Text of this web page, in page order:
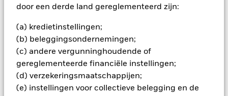
door een derde land gereglementeerd zijn:
(a) kredietinstellingen;
(b) beleggingsondernemingen;
(c) andere vergunninghoudende of
gereglementeerde financiële instellingen;
(d) verzekeringsmaatschappijen;
(e) instellingen voor collectieve belegging en de
geschikte procedures worden gebruikt om het
minimaliseren. Via het uitklapvakje direct onder de naam van
het fonds, kunt u een lijst van alle aandelenklassen in het
fonds bekijken – aandelenklassen met valutahedging worden
aangegeven door het woord 'Hedged' in de naam van de
aandelenklasse. Daarnaast is een volledige lijst van alle
aandelenklassen met valutahedging op aanvraag
verkrijgbaar bij de beheermaatschappij van het fonds.